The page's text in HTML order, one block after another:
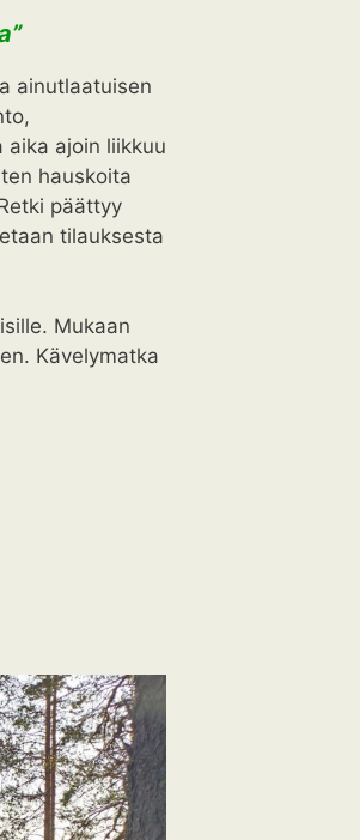
ainutlaatuisen
aika ajoin liikkuu
hauskoita
päättyy
tilauksesta
Mukaan
Kävelymatka